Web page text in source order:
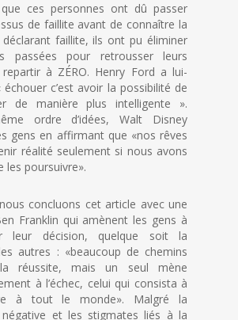
que ces personnes ont dû passer
de faillite avant de connaître la
déclarant faillite, ils ont pu éliminer
passées pour retrousser leurs
à ZÉRO. Henry Ford a lui-
c’est avoir la possibilité de
de manière plus intelligente ».
ordre d’idées, Walt Disney
gens en affirmant que «nos rêves
réalité seulement si nous avons
les poursuivre».
concluons cet article avec une
Franklin qui amènent les gens à
leur décision, quelque soit la
autres : «beaucoup de chemins
réussite, mais un seul mène
à l’échec, celui qui consista à
à tout le monde». Malgré la
et les stigmates liés à la